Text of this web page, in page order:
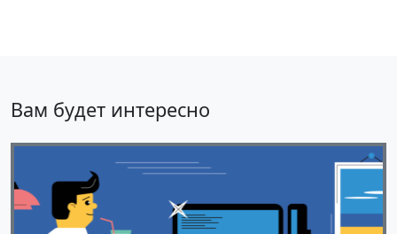
Вам будет интересно